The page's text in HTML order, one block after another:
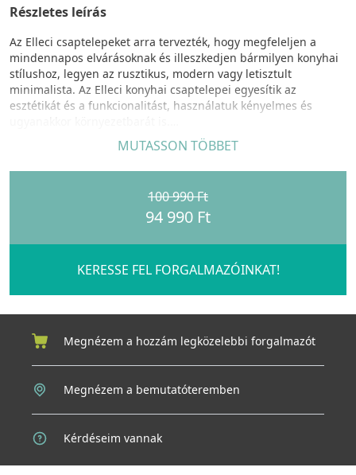
Részletes leírás
Az Elleci csaptelepeket arra tervezték, hogy megfeleljen a
mindennapos elvárásoknak és illeszkedjen bármilyen konyhai
stílushoz, legyen az rusztikus, modern vagy letisztult
minimalista. Az Elleci konyhai csaptelepei egyesítik az
esztétikát és a funkcionalitást, használatuk kényelmes és
RENO csaptelep egyedi tulajdonságok:
Egykaros modern, kerámiabetétes csaptelep, felső
kihúzható fejjel, Ø35 mm-es furattal. 11-féle színben
MUTASSON TÖBBET
100 990 Ft
94 990 Ft
KERESSE FEL FORGALMAZÓINKAT!
Megnézem a hozzám legközelebbi forgalmazót
Megnézem a bemutatóteremben
Kérdéseim vannak